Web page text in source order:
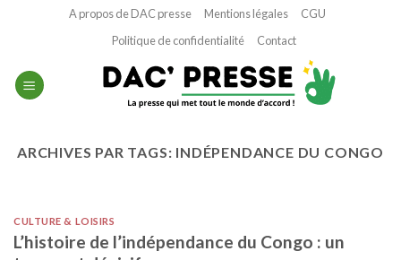
A propos de DAC presse Mentions légales
CGU
Politique de confidentialité
Contact
ARCHIVES PAR TAGS: INDÉPENDANCE DU CONGO
CULTURE & LOISIRS
L’histoire de l’indépendance du Congo : un